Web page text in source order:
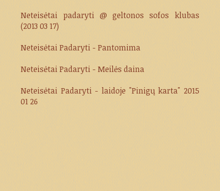
Neteisėtai padaryti @ geltonos sofos klubas
(2013 03 17)
Neteisėtai Padaryti - Pantomima
Neteisėtai Padaryti - Meilės daina
Neteisėtai Padaryti - laidoje "Pinigų karta" 2015
01 26